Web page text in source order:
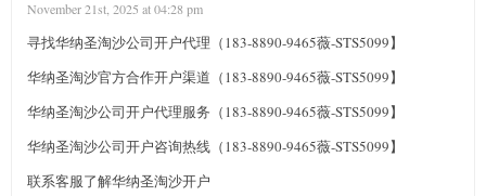
November 21st, 2025 at 04:28 pm
寻找华纳圣淘沙公司开户代理（183-8890-9465薇-STS5099】
华纳圣淘沙官方合作开户渠道（183-8890-9465薇-STS5099】
华纳圣淘沙公司开户代理服务（183-8890-9465薇-STS5099】
华纳圣淘沙公司开户咨询热线（183-8890-9465薇-STS5099】
联系客服了解华纳圣淘沙开户